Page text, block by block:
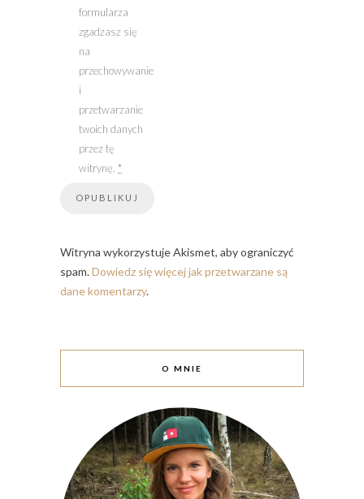
formularza
zgadzasz się
na
przechowywanie
i
przetwarzanie
twoich danych
przez tę
witrynę. *
Witryna wykorzystuje Akismet, aby ograniczyć
spam.Dowiedz się więcej jak przetwarzane są
dane komentarzy.
O MNIE